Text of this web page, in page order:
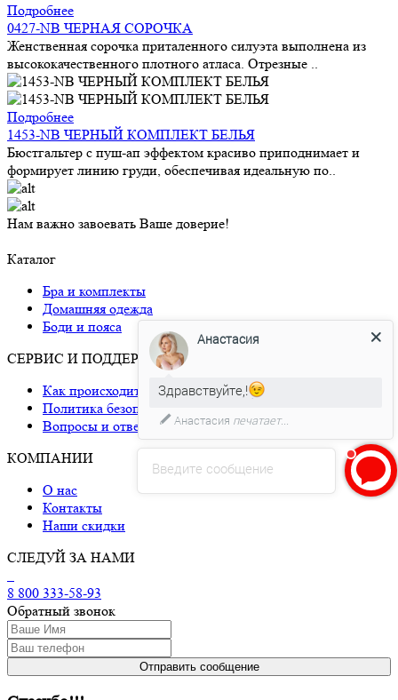
Подробнее
0427-NB ЧЕРНАЯ СОРОЧКА
Женственная сорочка приталенного силуэта выполнена из
высококачественного плотного атласа. Отрезные ..
Подробнее
1453-NB ЧЕРНЫЙ КОМПЛЕКТ БЕЛЬЯ
Бюстгальтер с пуш-ап эффектом красиво приподнимает и
формирует линию груди, обеспечивая идеальную по..
Нам важно завоевать Ваше доверие!
Каталог
Бра и комплекты
Домашняя одежда
Боди и пояса
СЕРВИС И ПОДДЕРЖКА
Как происходит доставка
Политика безопасности
Вопросы и ответы
КОМПАНИИ
О нас
Контакты
Наши скидки
СЛЕДУЙ ЗА НАМИ
8 800 333-58-93
Обратный звонок
Введите сообщение
Анастасия
Здравствуйте,!
Анастасия печатает...